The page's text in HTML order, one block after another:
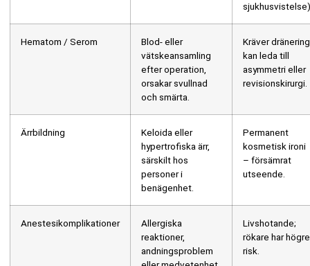
Hematom / Serom
Blod- eller
vätskeansamling
efter operation,
orsakar svullnad
och smärta.
Kräver
kan leda till
asymmetri eller
revisionskirurgi.
Ärrbildning
Keloida eller
hypertrofiska ärr,
särskilt hos
personer i
benägenhet.
Permanent
kosmetisk ironi
– försämrat
utseende.
Anestesikomplikationer
Allergiska
reaktioner,
andningsproblem
Livshotande;
rökare har högre
risk.